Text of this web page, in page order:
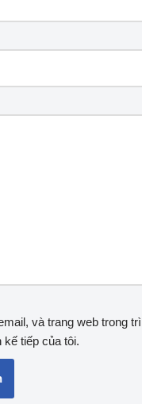
và trang web trong
kế tiếp của tôi.